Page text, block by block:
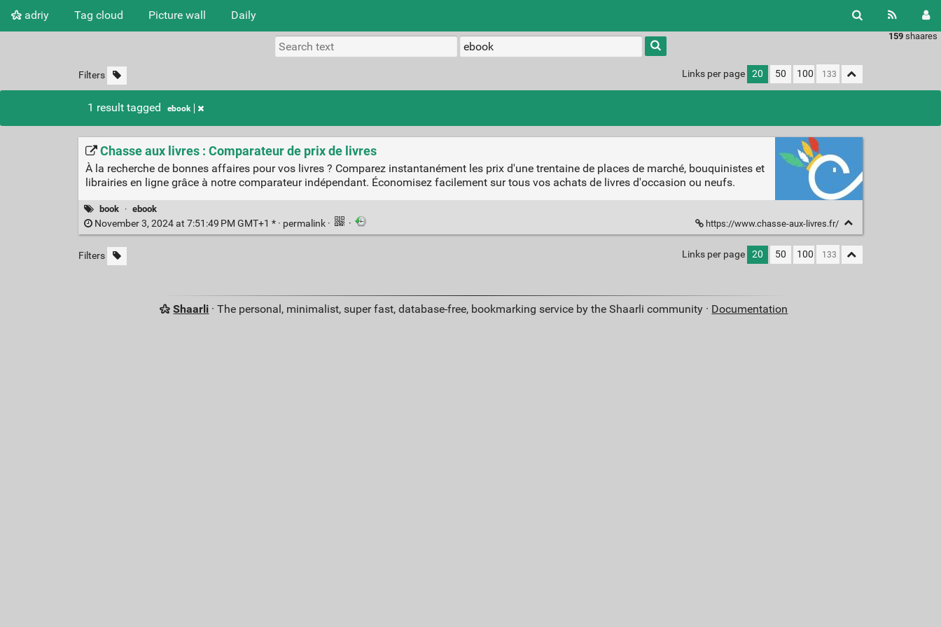
adriy Tag cloud Picture wall Daily
159 shaares
Filters Links per page 20 50 100
1 result tagged ebook
Chasse aux livres : Comparateur de prix de livres
À la recherche de bonnes affaires pour vos livres ? Comparez instantanément les prix d'une trentaine de places de marché, bouquinistes et
librairies en ligne grâce à notre comparateur indépendant. Économisez facilement sur tous vos achats de livres d'occasion ou neufs.
book · ebook
November 3, 2024 at 7:51:49 PM GMT+1 * · permalink · · https://www.chasse-aux-livres.fr/
Filters Links per page 20 50 100
Shaarli · The personal, minimalist, super fast, database-free, bookmarking service by the Shaarli community · Documentation